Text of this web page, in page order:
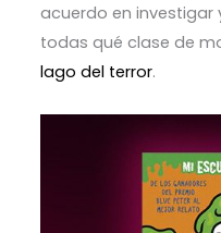
acuerdo en investigar
todas qué clase de
lago del terror.